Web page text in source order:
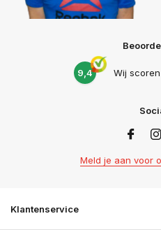
9,4 Wij
Meld je aan voor
Klantenservice